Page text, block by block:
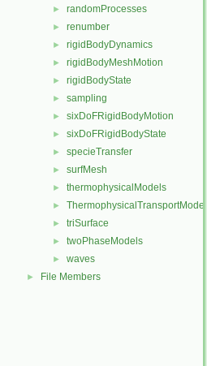
► randomProcesses
► renumber
► rigidBodyDynamics
► rigidBodyMeshMotion
► rigidBodyState
► sampling
► sixDoFRigidBodyMotion
► sixDoFRigidBodyState
► specieTransfer
► surfMesh
► thermophysicalModels
► ThermophysicalTransportModels
► triSurface
► twoPhaseModels
► waves
► File Members